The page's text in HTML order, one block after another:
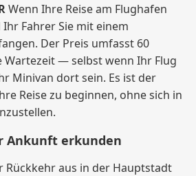
Wenn Ihre Reise am Flughafen
Fahrer Sie mit einem
Der Preis umfasst 60
Wartezeit — selbst wenn Ihr Flug
Minivan dort sein. Es ist der
Reise zu beginnen, ohne sich in
Ankunft erkunden
Rückkehr aus in der Hauptstadt